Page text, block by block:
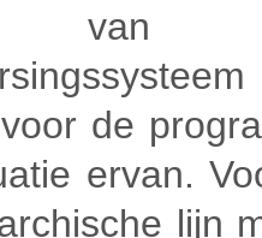
van
de
ervan.
lijn